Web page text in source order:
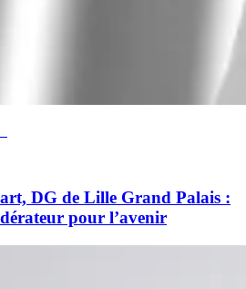
DG de Lille Grand Palais :
pour l’avenir